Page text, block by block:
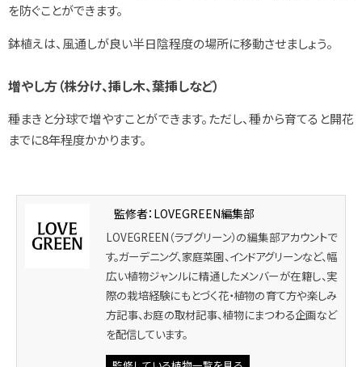
を防ぐことができます。
鉢植えは、風通しが良い半日陰程度の場所に移動させましょう。
増やし方（株分け、挿し木、葉挿しなど）
種まきと分球で増やすことができます。ただし、種から育てると開花
までに8年程度かかります。
監修者：LOVEGREEN編集部
LOVEGREEN（ラブグリーン）の編集部アカウントで
す。ガーデニング、家庭菜園、インドアグリーンなど、幅
広い植物ジャンルに精通したメンバーが在籍し、実
際の栽培経験にもとづく花・植物の育て方や楽しみ
方記事、お庭の取材記事、植物にまつわる企画など
を配信しています。